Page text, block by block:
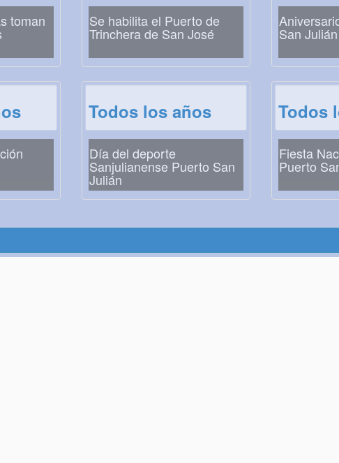
toman Se habilita el Puerto de
Trinchera de San José San Julián
Todos los años
Día del deporte
Sanjulianense Puerto San
Julián
Todos
Fiesta
Puerto